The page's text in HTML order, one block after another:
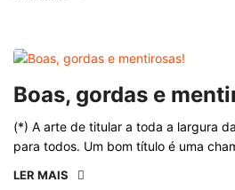
Boas, gordas e
(*) A arte de titular a toda a largura
para todos. Um bom título é uma
LER MAIS